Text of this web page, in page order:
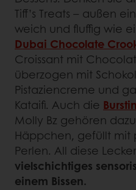
Tiff’s Treats – außen
weich und fluffig wie
Dubai Chocolate
Croissant mit
überzogen mit
Pistaziencreme und
Kataifi. Auch die
Molly Bz gehören
Häppchen, gefüllt mit
Perlen. All diese
vielschichtiges
einem Bissen.